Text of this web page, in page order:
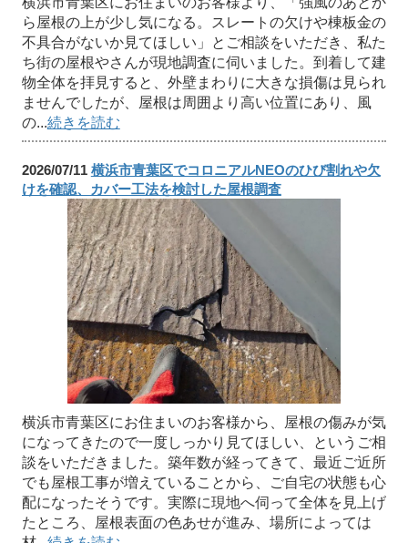
ら屋根の上が少し気になる。スレートの欠けや棟板金の
不具合がないか見てほしい」とご相談をいただき、私た
ち街の屋根やさんが現地調査に伺いました。到着して建
物全体を拝見すると、外壁まわりに大きな損傷は見られ
ませんでしたが、屋根は周囲より高い位置にあり、風
の...続きを読む
2026/07/11 横浜市青葉区でコロニアルNEOのひび割れや欠
けを確認、カバー工法を検討した屋根調査
横浜市青葉区にお住まいのお客様から、屋根の傷みが気
になってきたので一度しっかり見てほしい、というご相
談をいただきました。築年数が経ってきて、最近ご近所
でも屋根工事が増えていることから、ご自宅の状態も心
配になったそうです。実際に現地へ伺って全体を見上げ
たところ、屋根表面の色あせが進み、場所によっては